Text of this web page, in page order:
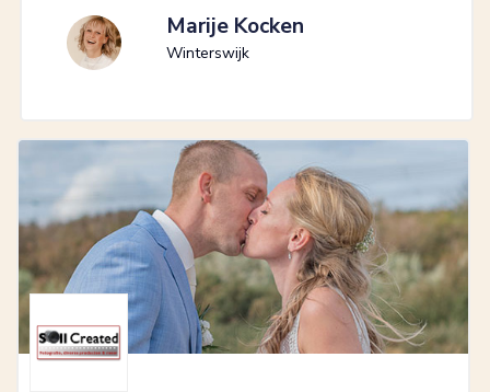
Marije Kocken
Winterswijk